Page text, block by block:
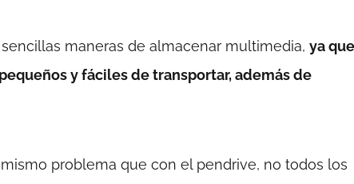
maneras de almacenar multimedia, ya que
y fáciles de transportar, además de
problema que con el pendrive, no todos los